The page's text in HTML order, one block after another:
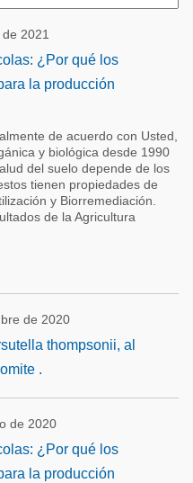
2021
¿Por qué los
la producción
de acuerdo con Usted,
y biológica desde 1990
del suelo depende de los
tienen propiedades de
y Biorremediación.
de la Agricultura
de 2020
thompsonii, al
.
de 2020
¿Por qué los
la producción